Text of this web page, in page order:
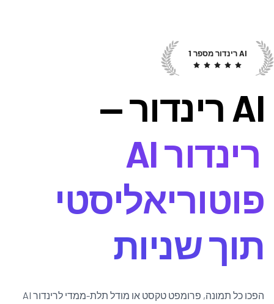
AI רינדור מספר 1
AI רינדור —
רינדור AI
פוטוריאליסטי
תוך שניות
הפכו כל תמונה, פרומפט טקסט או מודל תלת-ממדי לרינדור AI